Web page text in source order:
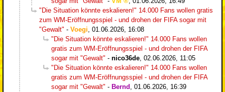
"Die Situation könnte eskalieren!" 14.000 Fans wollen gratis
zum WM-Eröffnungsspiel - und drohen der FIFA sogar mit
"Gewalt" - Voegi, 01.06.2026, 16:08
"Die Situation könnte eskalieren!" 14.000 Fans wollen
gratis zum WM-Eröffnungsspiel - und drohen der FIFA
sogar mit "Gewalt" - nico36de, 02.06.2026, 11:05
"Die Situation könnte eskalieren!" 14.000 Fans wollen
gratis zum WM-Eröffnungsspiel - und drohen der FIFA
sogar mit "Gewalt" - Bernd , 01.06.2026, 16:39